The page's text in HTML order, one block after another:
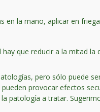
en la mano, aplicar en
que reducir a la mitad
pero sólo puede
provocar efectos
patología a tratar.